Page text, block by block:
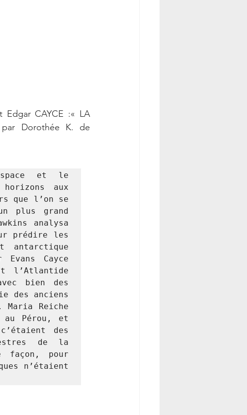
CAYCE :« LA
par Dorothée K. de
et le
aux
que l’on se
plus grand
analysa
prédire les
antarctique
Cayce
l’Atlantide
bien des
des anciens
Reiche
au Pérou, et
des
de la
façon, pour
n’étaient